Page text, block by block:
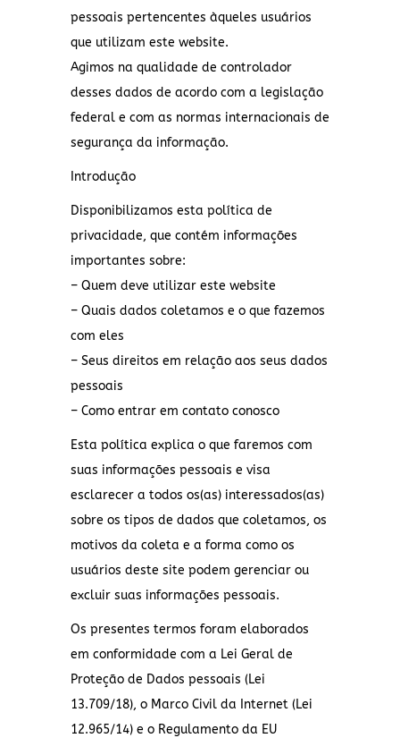
pessoais pertencentes àqueles usuários
que utilizam este website.
Agimos na qualidade de controlador
desses dados de acordo com a legislação
federal e com as normas internacionais de
segurança da informação.
Introdução
Disponibilizamos esta política de
privacidade, que contém informações
importantes sobre:
– Quem deve utilizar este website
– Quais dados coletamos e o que fazemos
com eles
– Seus direitos em relação aos seus dados
pessoais
– Como entrar em contato conosco
Esta política explica o que faremos com
suas informações pessoais e visa
esclarecer a todos os(as) interessados(as)
sobre os tipos de dados que coletamos, os
motivos da coleta e a forma como os
usuários deste site podem gerenciar ou
excluir suas informações pessoais.
Os presentes termos foram elaborados
em conformidade com a Lei Geral de
Proteção de Dados pessoais (Lei
13.709/18), o Marco Civil da Internet (Lei
12.965/14) e o Regulamento da EU